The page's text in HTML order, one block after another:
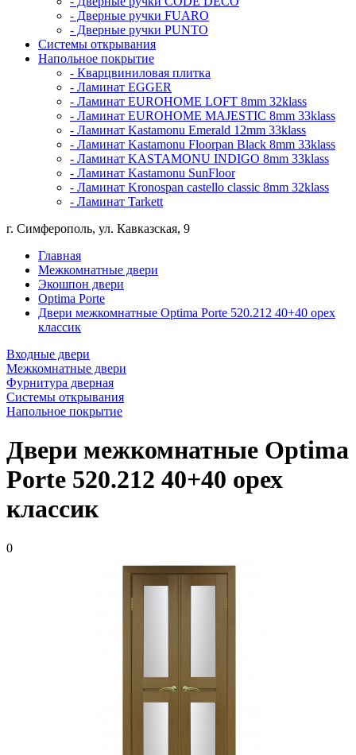
- Дверные ручки FUARO
- Дверные ручки PUNTO
Системы открывания
Напольное покрытие
- Кварцвиниловая плитка
- Ламинат EGGER
- Ламинат EUROHOME LOFT 8mm 32klass
- Ламинат EUROHOME MAJESTIC 8mm 33klass
- Ламинат Kastamonu Emerald 12mm 33klass
- Ламинат Kastamonu Floorpan Black 8mm 33klass
- Ламинат KASTAMONU INDIGO 8mm 33klass
- Ламинат Kastamonu SunFloor
- Ламинат Kronospan castello classic 8mm 32klass
- Ламинат Tarkett
г. Симферополь, ул. Кавказская, 9
Главная
Межкомнатные двери
Экошпон двери
Optima Porte
Двери межкомнатные Optima Porte 520.212 40+40 орех
классик
Входные двери
Межкомнатные двери
Фурнитура дверная
Системы открывания
Напольное покрытие
Двери межкомнатные Optima
Porte 520.212 40+40 орех
классик
0